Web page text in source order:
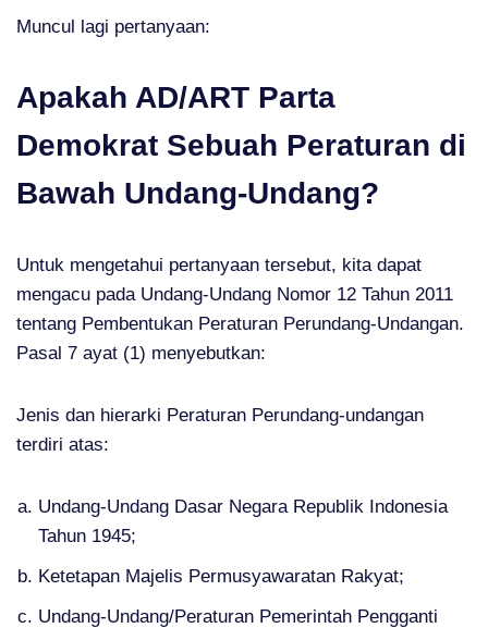
Muncul lagi pertanyaan:
Apakah AD/ART Parta
Demokrat Sebuah Peraturan di
Bawah Undang-Undang?
Untuk mengetahui pertanyaan tersebut, kita dapat
mengacu pada Undang-Undang Nomor 12 Tahun 2011
tentang Pembentukan Peraturan Perundang-Undangan.
Pasal 7 ayat (1) menyebutkan:
Jenis dan hierarki Peraturan Perundang-undangan
terdiri atas:
Undang-Undang Dasar Negara Republik Indonesia
Tahun 1945;
Ketetapan Majelis Permusyawaratan Rakyat;
Undang-Undang/Peraturan Pemerintah Pengganti